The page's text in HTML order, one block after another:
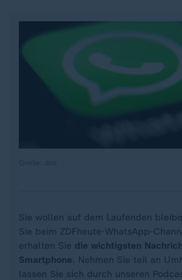
Sie wollen auf dem Laufenden
Sie beim ZDFheute-WhatsApp-
erhalten Sie die wichtigsten
Smartphone. Nehmen Sie teil an
lassen Sie sich durch unseren